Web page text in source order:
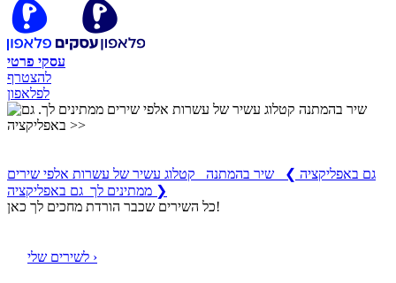
עסקי פרטי
להצטרף
לפלאפון
גם באפליקציה ❯
שיר בהמתנה קטלוג עשיר של עשרות אלפי שירים
ממתינים לך גם באפליקציה ❯
כל השירים שכבר הורדת מחכים לך כאן!
לשירים שלי ›